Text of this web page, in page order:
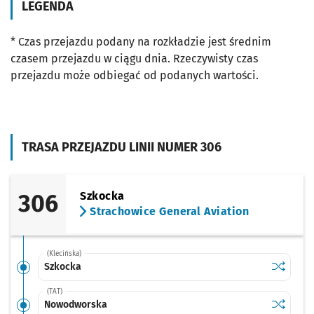
TRASA PRZEJAZDU LINII NUMER 306
306
Szkocka
Strachowice General Aviation
(Klecińska)
Szkocka Sprawdź
Szkocka
(TAT)
Nowodworska Sprawdź
LEGENDA
* Czas przejazdu podany na rozkładzie jest średnim
czasem przejazdu w ciągu dnia. Rzeczywisty czas
przejazdu może odbiegać od podanych wartości.